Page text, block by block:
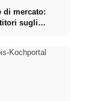
di mercato:
sugli